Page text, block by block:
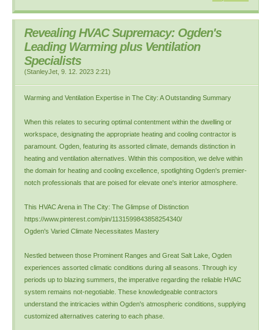
Revealing HVAC Supremacy: Ogden's
Leading Warming plus Ventilation
Specialists
(StanleyJet 9. 12. 2023 2:21)
Warming and Ventilation Expertise in The City: A Outstanding Summary
When this relates to securing optimal contentment within the dwelling or
workspace, designating the appropriate heating and cooling contractor is
paramount. Ogden, featuring its assorted climate, demands distinction in
heating and ventilation alternatives. Within this composition, we delve within
the domain for heating and cooling excellence, spotlighting Ogden's premier-
notch professionals that are poised for elevate one's interior atmosphere.
This HVAC Arena in The City: The Glimpse of Distinction
https://www.pinterest.com/pin/1131599843858254340/
Ogden's Varied Climate Necessitates Mastery
Nestled between those Prominent Ranges and Great Salt Lake, Ogden
experiences assorted climatic conditions during all seasons. Through icy
periods up to blazing summers, the imperative regarding the reliable HVAC
system remains not-negotiable. These knowledgeable contractors
understand the intricacies within Ogden's atmospheric conditions, supplying
customized alternatives catering to each phase.